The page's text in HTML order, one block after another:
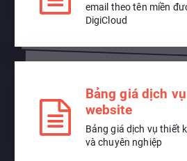
email theo tên miền
DigiCloud
Bảng giá dịch
website
Bảng giá dịch vụ thiết
và chuyên nghiệp